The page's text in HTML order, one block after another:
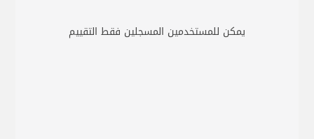
يمكن للمستخدمين المسجلين فقط التقييم